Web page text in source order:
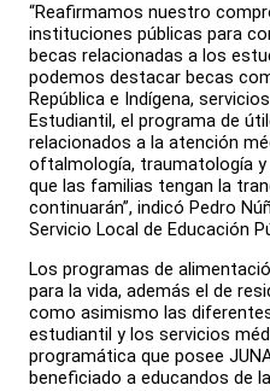
“Reafirmamos nuestro
instituciones públicas para
becas relacionadas a los
podemos destacar becas
República e Indígena,
Estudiantil, el programa de
relacionados a la atención
oftalmología, traumatología
que las familias tengan la
continuarán”, indicó Pedro
Servicio Local de Educación
Los programas de
para la vida, además el de
como asimismo las
estudiantil y los servicios
programática que posee
beneficiado a educandos de